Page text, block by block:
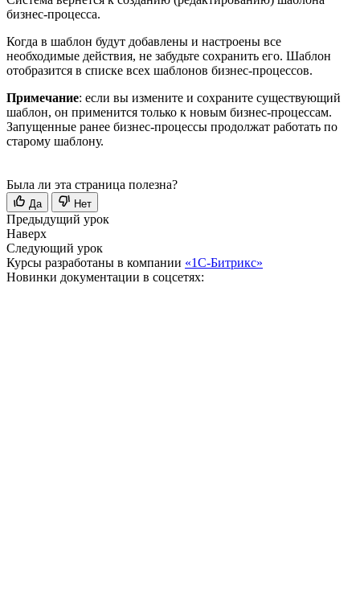
бизнес-процесса.
Когда в шаблон будут добавлены и настроены все
необходимые действия, не забудьте сохранить его. Шаблон
отобразится в списке всех шаблонов бизнес-процессов.
Примечание: если вы измените и сохраните существующий
шаблон, он применится только к новым бизнес-процессам.
Запущенные ранее бизнес-процессы продолжат работать по
старому шаблону.
Была ли эта страница полезна?
Да Нет
Предыдущий урок
Наверх
Следующий урок
Курсы разработаны в компании «1С-Битрикс»
Новинки документации в соцсетях: